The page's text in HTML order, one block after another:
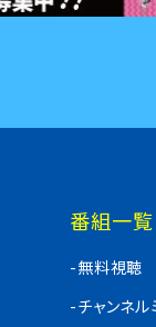
番組一覧
-無料視聴
-チャンネル